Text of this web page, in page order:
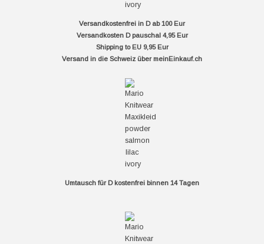
Versandkostenfrei in D ab 100 Eur
Versandkosten D pauschal 4,95 Eur
Shipping to EU 9,95 Eur
Versand in die Schweiz über meinEinkauf.ch
Umtausch für D kostenfrei binnen 14 Tagen